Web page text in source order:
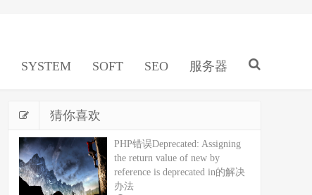
SYSTEM SOFT SEO 服务器
猜你喜欢
PHP错误Deprecated: Assigning
the return value of new by
reference is deprecated in的解决
办法